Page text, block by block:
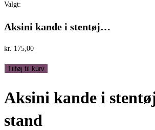
Valgt:
Aksini kande i stentøj…
kr. 175,00
Aksini
-
Tilføj til kurv
Aksini kande i
stand